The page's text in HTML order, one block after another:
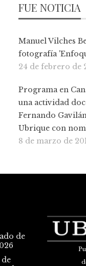
FUE NOTICIA
Manuel Vilches
fotografía
24 de febrero de
Programa en
una actividad
Fernando
Ubrique con
8 de marzo de
de